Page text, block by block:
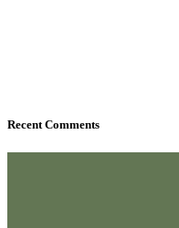
Recent Comments